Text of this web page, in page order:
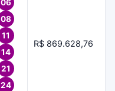
06
08
11
14
21
24
R$ 869.628,76